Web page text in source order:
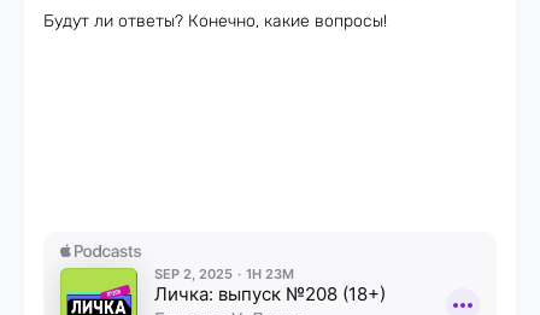
Будут ли ответы? Конечно, какие вопросы!